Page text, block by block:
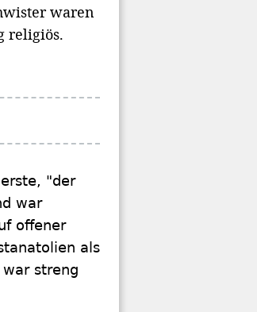
waren
religiös.
"der
war
offener
als
streng